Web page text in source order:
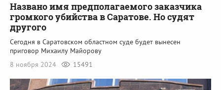
Названо имя предполагаемого заказчика
громкого убийства в Саратове. Но судят
другого
Сегодня в Саратовском областном суде будет вынесен
приговор Михаилу Майорову
8 ноября 2024
15491